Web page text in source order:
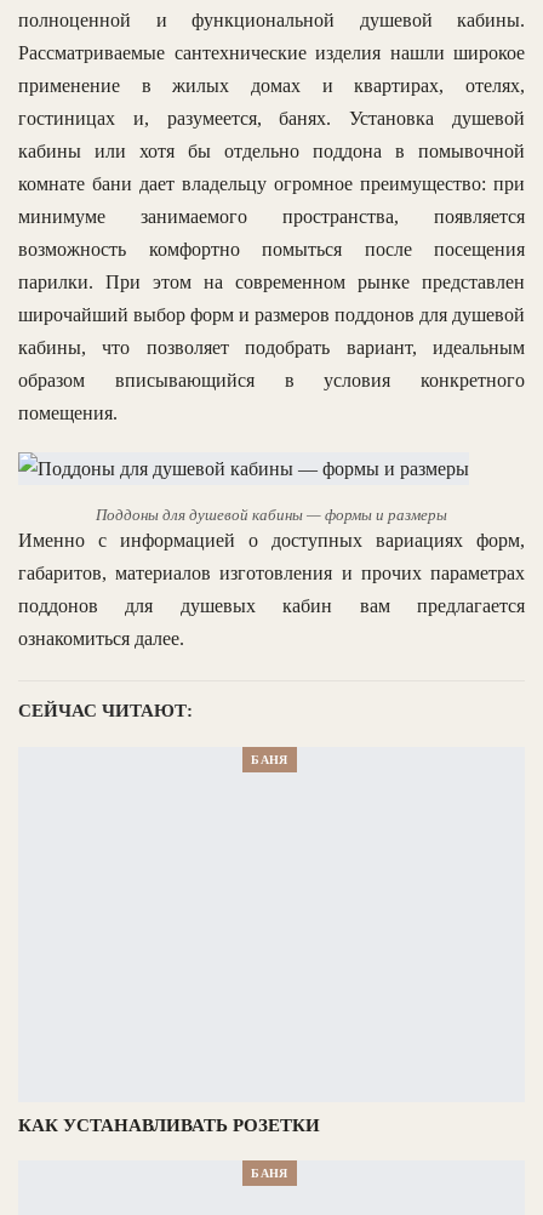
полноценной и функциональной душевой кабины.
Рассматриваемые сантехнические изделия нашли широкое
применение в жилых домах и квартирах, отелях,
гостиницах и, разумеется, банях. Установка душевой
кабины или хотя бы отдельно поддона в помывочной
комнате бани дает владельцу огромное преимущество: при
минимуме занимаемого пространства, появляется
возможность комфортно помыться после посещения
парилки. При этом на современном рынке представлен
широчайший выбор форм и размеров поддонов для душевой
кабины, что позволяет подобрать вариант, идеальным
образом вписывающийся в условия конкретного
помещения.
Поддоны для душевой кабины — формы и размеры
Именно с информацией о доступных вариациях форм,
габаритов, материалов изготовления и прочих параметрах
поддонов для душевых кабин вам предлагается
ознакомиться далее.
СЕЙЧАС ЧИТАЮТ:
БАНЯ
КАК УСТАНАВЛИВАТЬ РОЗЕТКИ
БАНЯ